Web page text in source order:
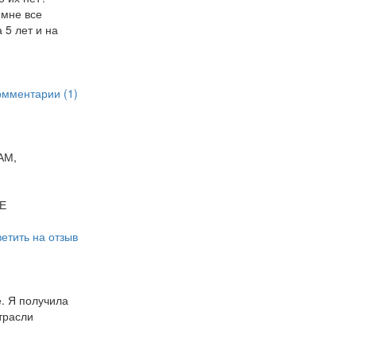
все
5 лет и на
(1)
на отзыв
Я получила